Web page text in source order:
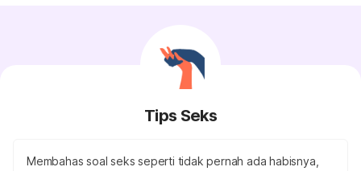
Tips Seks
Membahas soal seks seperti tidak pernah ada habisnya,